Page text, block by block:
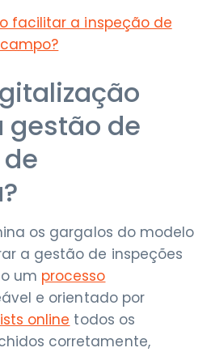
facilitar a inspeção de
gestão de
os gargalos do modelo
a gestão de inspeções
um processo
e orientado por
online todos os
corretamente,